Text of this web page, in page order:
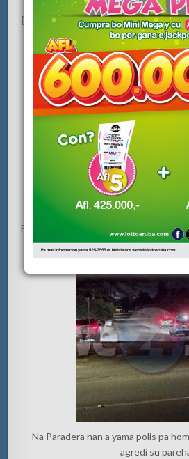
[VIDEO] Lando Garcia a pasa dal un
sin wak
Polis a detene un chauffeur burachi
na Tanki
Na Paradera nan a yama polis pa
agredi su